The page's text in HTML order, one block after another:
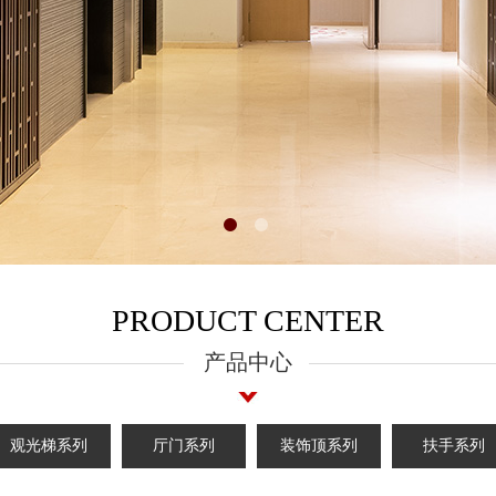
产品中心
PRODUCT CENTER
观光梯系列 厅门系列 装饰顶系列 扶手系列